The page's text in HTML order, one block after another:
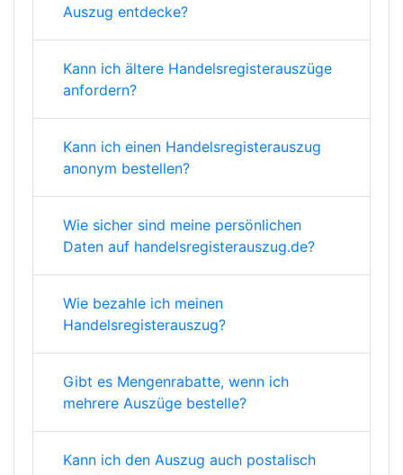
Auszug entdecke?
Kann ich ältere Handelsregisterauszüge
anfordern?
Kann ich einen Handelsregisterauszug
anonym bestellen?
Wie sicher sind meine persönlichen
Daten auf handelsregisterauszug.de?
Wie bezahle ich meinen
Handelsregisterauszug?
Gibt es Mengenrabatte, wenn ich
mehrere Auszüge bestelle?
Kann ich den Auszug auch postalisch